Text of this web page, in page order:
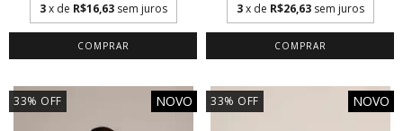
3 x de R$16,63 sem juros
COMPRAR
3 x de R$26,63 sem juros
COMPRAR
33% OFF NOVO 33% OFF NOVO